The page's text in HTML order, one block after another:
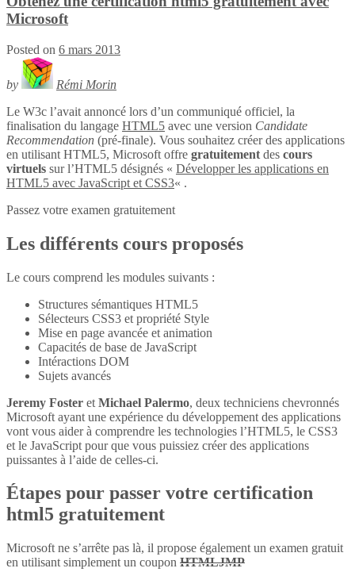
Microsoft
Posted on 6 mars 2013
by
Rémi Morin
Le W3c l’avait annoncé lors d’un communiqué officiel, la
finalisation du langage HTML5 avec une version Candidate
Recommendation (pré-finale). Vous souhaitez créer des applications
en utilisant HTML5, Microsoft offre gratuitement des cours
virtuels sur l’HTML5 désignés « Développer les applications en
HTML5 avec JavaScript et CSS3« .
Passez votre examen gratuitement
Les différents cours proposés
Le cours comprend les modules suivants :
Structures sémantiques HTML5
Sélecteurs CSS3 et propriété Style
Mise en page avancée et animation
Capacités de base de JavaScript
Intéractions DOM
Sujets avancés
Jeremy Foster et Michael Palermo, deux techniciens chevronnés
Microsoft ayant une expérience du développement des applications
vont vous aider à comprendre les technologies l’HTML5, le CSS3
et le JavaScript pour que vous puissiez créer des applications
puissantes à l’aide de celles-ci.
Étapes pour passer votre certification
html5 gratuitement
Microsoft ne s’arrête pas là, il propose également un examen gratuit
en utilisant simplement un coupon HTMLJMP